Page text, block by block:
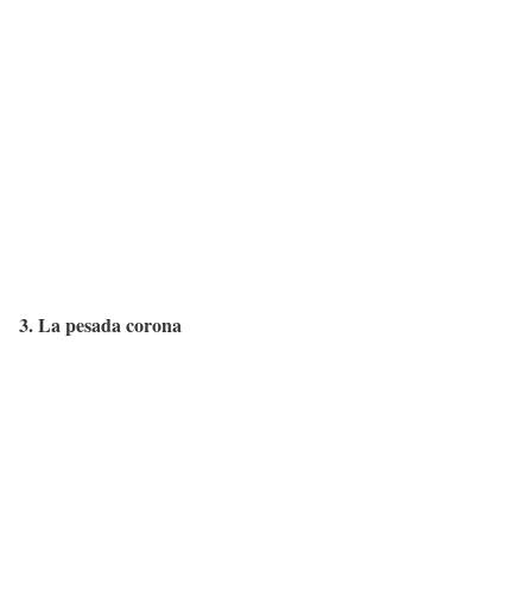
3. La pesada corona